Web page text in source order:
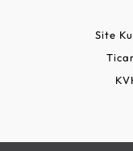
Site